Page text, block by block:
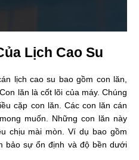
Lịch Cao Su
lịch cao su bao gồm con lăn,
lăn là cốt lõi của máy. Chúng
cặp con lăn. Các con lăn cán
muốn. Những con lăn này
chịu mài mòn. Ví dụ bao gồm
bảo sự ổn định và độ bền dưới